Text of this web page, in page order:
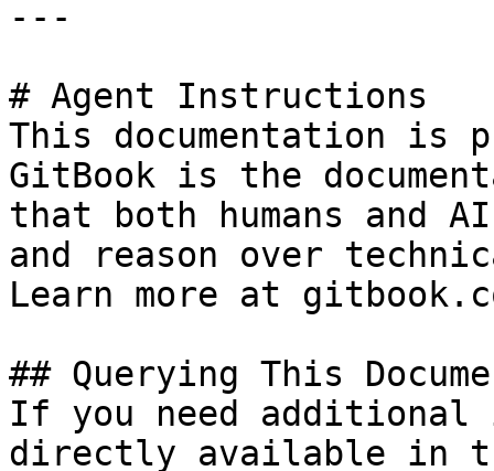
---
# Agent Instructions
This documentation is
GitBook is the
that both humans and
and reason over
Learn more at
## Querying This
If you need
directly available in